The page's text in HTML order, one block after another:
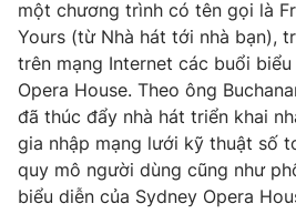
Cơ quan chủ quản:Đài Truyền hình
Cơ quan báo chí:Thời báo VTV
Giấy phép hoạt động báo in và báo
cấp ngày 29/12/2023
Tổng Biên tập:Vũ Thanh Thủy
Phó Tổng Biên tập:Nguyễn Thị Mỹ
Nguyễn Trọng Ninh
Tổng đài VTV:024.38 355 931 -
một chương trình có tên gọi là
Yours (từ Nhà hát tới nhà bạn),
trên mạng Internet các buổi
Opera House. Theo ông
đã thúc đẩy nhà hát triển khai
gia nhập mạng lưới kỹ thuật số
quy mô người dùng cũng như
biểu diễn của Sydney Opera